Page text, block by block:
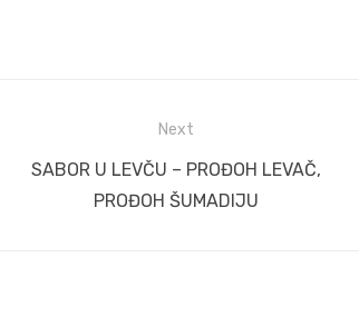
Next
Next
SABOR U LEVČU – PROĐOH LEVAČ,
PROĐOH ŠUMADIJU